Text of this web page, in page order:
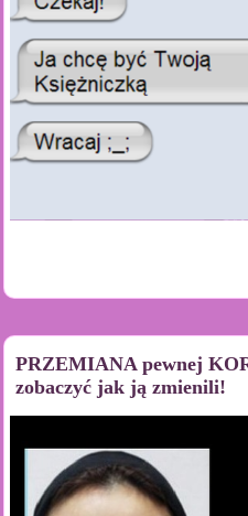
PRZEMIANA pewnej
zobaczyć jak ją zmienili!